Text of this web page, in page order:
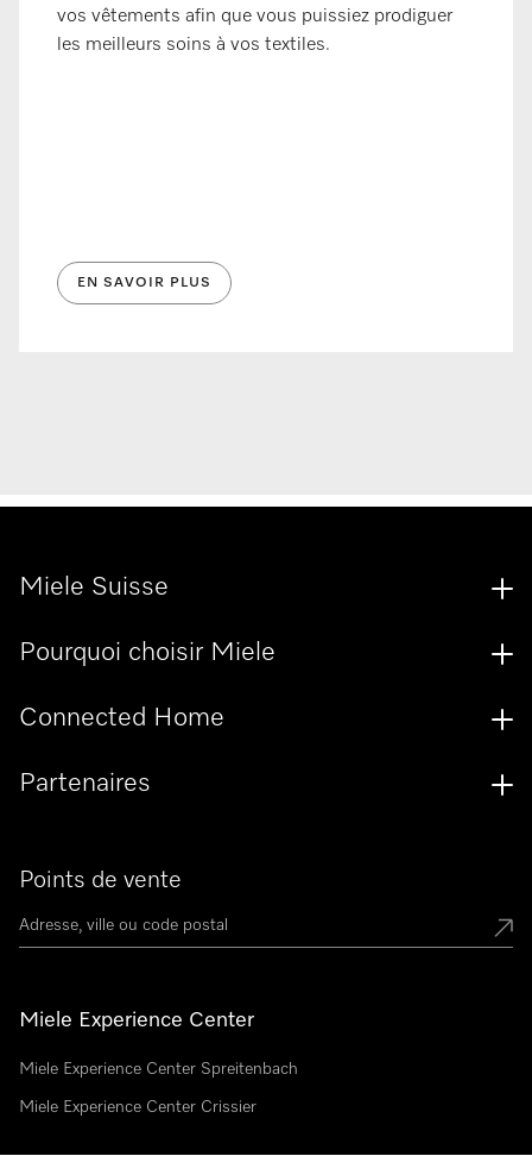
vos vêtements afin que vous puissiez prodiguer
les meilleurs soins à vos textiles.
EN SAVOIR PLUS
Points de vente
Miele Experience Center
Miele Experience Center Spreitenbach
Miele Experience Center Crissier
Miele Suisse
Pourquoi choisir Miele
Connected Home
Partenaires